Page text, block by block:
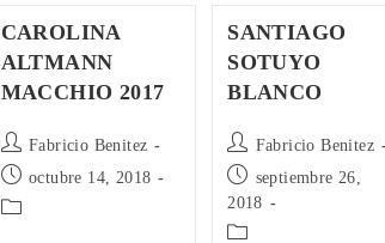
CAROLINA
ALTMANN
MACCHIO 2017
Autor
de
entrada:
Fabricio Benitez
Publicación
de
octubre 14, 2018
Categoría
SANTIAGO
SOTUYO
BLANCO
Autor
de
la
Fabricio Benitez
Publicación
de
la
septiembre 26,
2018
Categoría